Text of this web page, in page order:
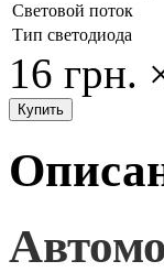
Световой поток
Тип светодиода
16 грн.